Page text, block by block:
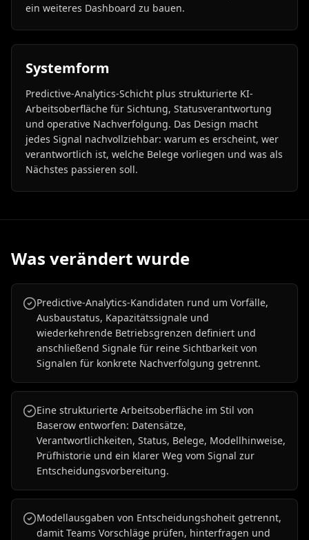
ein weiteres Dashboard zu bauen.
Systemform
Predictive-Analytics-Schicht plus strukturierte KI-
Arbeitsoberfläche für Sichtung, Statusverantwortung
und operative Nachverfolgung. Das Design macht
jedes Signal nachvollziehbar: warum es erscheint, wer
verantwortlich ist, welche Belege vorliegen und was als
Nächstes passieren soll.
Was verändert wurde
Predictive-Analytics-Kandidaten rund um Vorfälle,
Ausbaustatus, Kapazitätssignale und
wiederkehrende Betriebsgrenzen definiert und
anschließend Signale für reine Sichtbarkeit von
Signalen für konkrete Nachverfolgung getrennt.
Eine strukturierte Arbeitsoberfläche im Stil von
Baserow entworfen: Datensätze,
Verantwortlichkeiten, Status, Belege, Modellhinweise,
Prüfhistorie und ein klarer Weg vom Signal zur
Entscheidungsvorbereitung.
Modellausgaben von Entscheidungshoheit getrennt,
damit Teams Vorschläge prüfen, hinterfragen und